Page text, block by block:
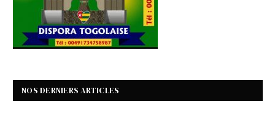
NOS DERNIERS ARTICLES